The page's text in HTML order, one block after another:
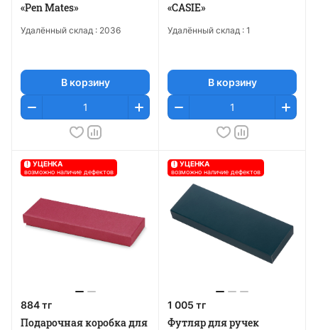
«Pen Mates»
Удалённый склад : 2036
В корзину
«CASIE»
Удалённый склад : 1
В корзину
! УЦЕНКА
возможно наличие дефектов
884 тг
Подарочная коробка для
! УЦЕНКА
возможно наличие дефектов
1 005 тг
Футляр для ручек